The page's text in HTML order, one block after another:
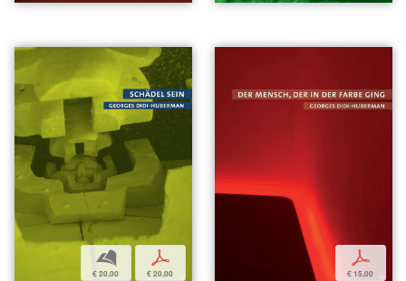
b
€ 20,00
p
€ 20,00
p
€ 15,00